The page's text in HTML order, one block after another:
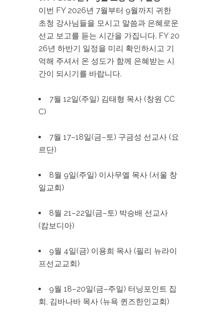
이번 FY 2026년 7월부터 9월까지 귀한
초청 강사님들을 모시고 말씀과 은혜로운
선교 보고를 듣는 시간을 가집니다. FY 20
26년 하반기 일정을 미리 확인하시고 기
억해 주셔서 온 성도가 함께 은혜받는 시
간이 되시기를 바랍니다.
7월 12일(주일) 김태형 목사 (창원 CC
C)
7월 17–18일(금–토) 구금성 선교사 (요
르단)
8월 9일(주일) 이사무엘 목사 (서울 창
일교회)
8월 21–22일(금–토) 박승배 선교사
(캄보디아)
9월 4일(금) 이용희 목사 (필리 뉴라이
프선교교회)
9월 18–20일(금–주일) 터닝포인트 집
회, 김바나바 목사 (뉴욕 퀸즈한인교회)